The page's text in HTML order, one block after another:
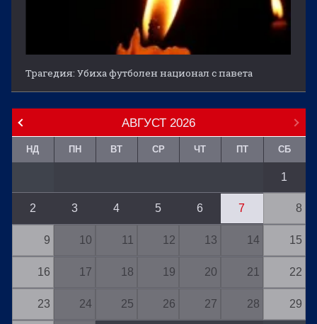
Трагедия: Убиха футболен национал с павета
АВГУСТ 2026
НД ПН ВТ СР ЧТ ПТ СБ
1
2 3 4 5 6 7 8
9 10 11 12 13 14 15
16 17 18 19 20 21 22
23 24 25 26 27 28 29